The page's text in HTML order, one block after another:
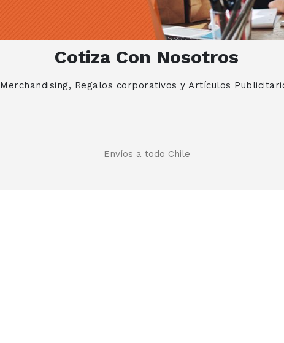
Cotiza Con Nosotros
Merchandising, Regalos corporativos y Artículos
Envíos a todo Chile